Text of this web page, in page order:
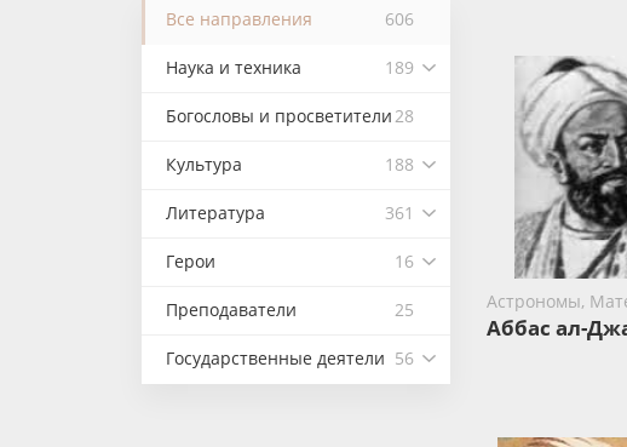
Все направления 606
Наука и техника 189
Богословы и просветители28
Культура 188
Литература 361
Герои 16
Преподаватели 25
Государственные деятели 56
Астрономы,
Аббас ал-